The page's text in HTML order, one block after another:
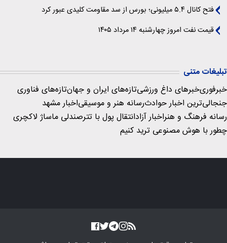
فتح کانال ۵.۴ میلیونی؛ بورس از سد مقاومت کلیدی عبور کرد
قیمت نفت امروز چهارشنبه ۱۴ مرداد ۱۴۰۵
تبلیغات متنی
خبرفوریخبرهای داغ ورزشیتازه‌های ایران و جهانتازه‌های فناوری
جنجالی‌ترین اخبار حوادثرسانه هنر و موسیقیاخبار مشهد
رسانه فرهنگ و هنراخبار آزادانتقال پول با تترصندلی ماساژ لاکچری
چطور با هوش مصنوعی ترید کنیم